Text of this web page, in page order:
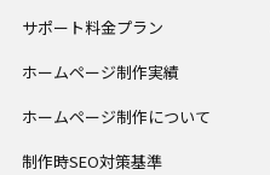
サポート料金プラン
ホームページ制作実績
ホームページ制作について
制作時SEO対策基準